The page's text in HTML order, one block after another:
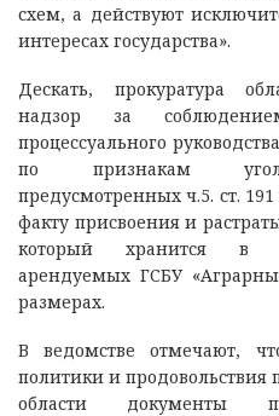
схем, а действуют
интересах государства».
Дескать, прокуратура
надзор за
процессуального
по признакам
предусмотренных ч.5. ст.
факту присвоения и
который хранится в
арендуемых ГСБУ
размерах.
В ведомстве отмечают,
политики и продовольствия
области документы